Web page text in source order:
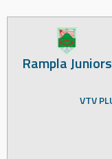
Rampla Juniors
VTV